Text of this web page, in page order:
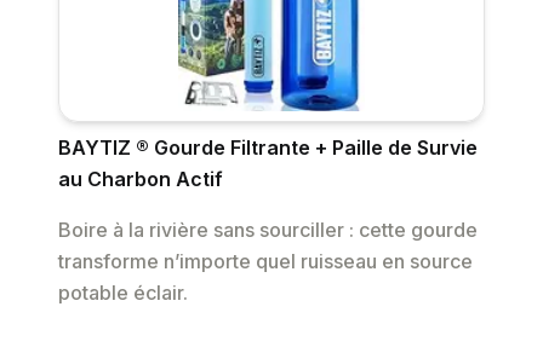
BAYTIZ ® Gourde Filtrante + Paille de Survie
au Charbon Actif
Boire à la rivière sans sourciller : cette gourde
transforme n’importe quel ruisseau en source
potable éclair.